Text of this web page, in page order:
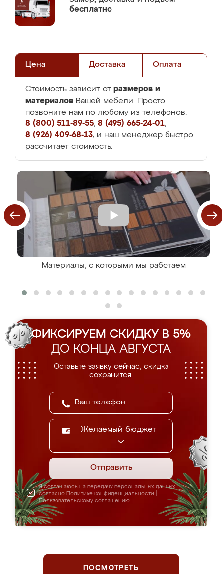
бесплатно
Цена Доставка Оплата
Стоимость зависит от размеров и
материалов Вашей мебели. Просто
позвоните нам по любому из телефонов:
8 (800) 511-89-55, 8 (495) 665-24-01,
8 (926) 409-68-13, и наш менеджер быстро
рассчитает стоимость.
Материалы, с которыми мы работаем
ФИКСИРУЕМ СКИДКУ В 5%
ДО КОНЦА АВГУСТА
Оставьте заявку сейчас, скидка
сохранится.
Желаемый бюджет
Отправить
Я соглашаюсь на передачу персональных данных
согласно Политике конфиденциальности
Пользовательскому соглашению
ПОСМОТРЕТЬ